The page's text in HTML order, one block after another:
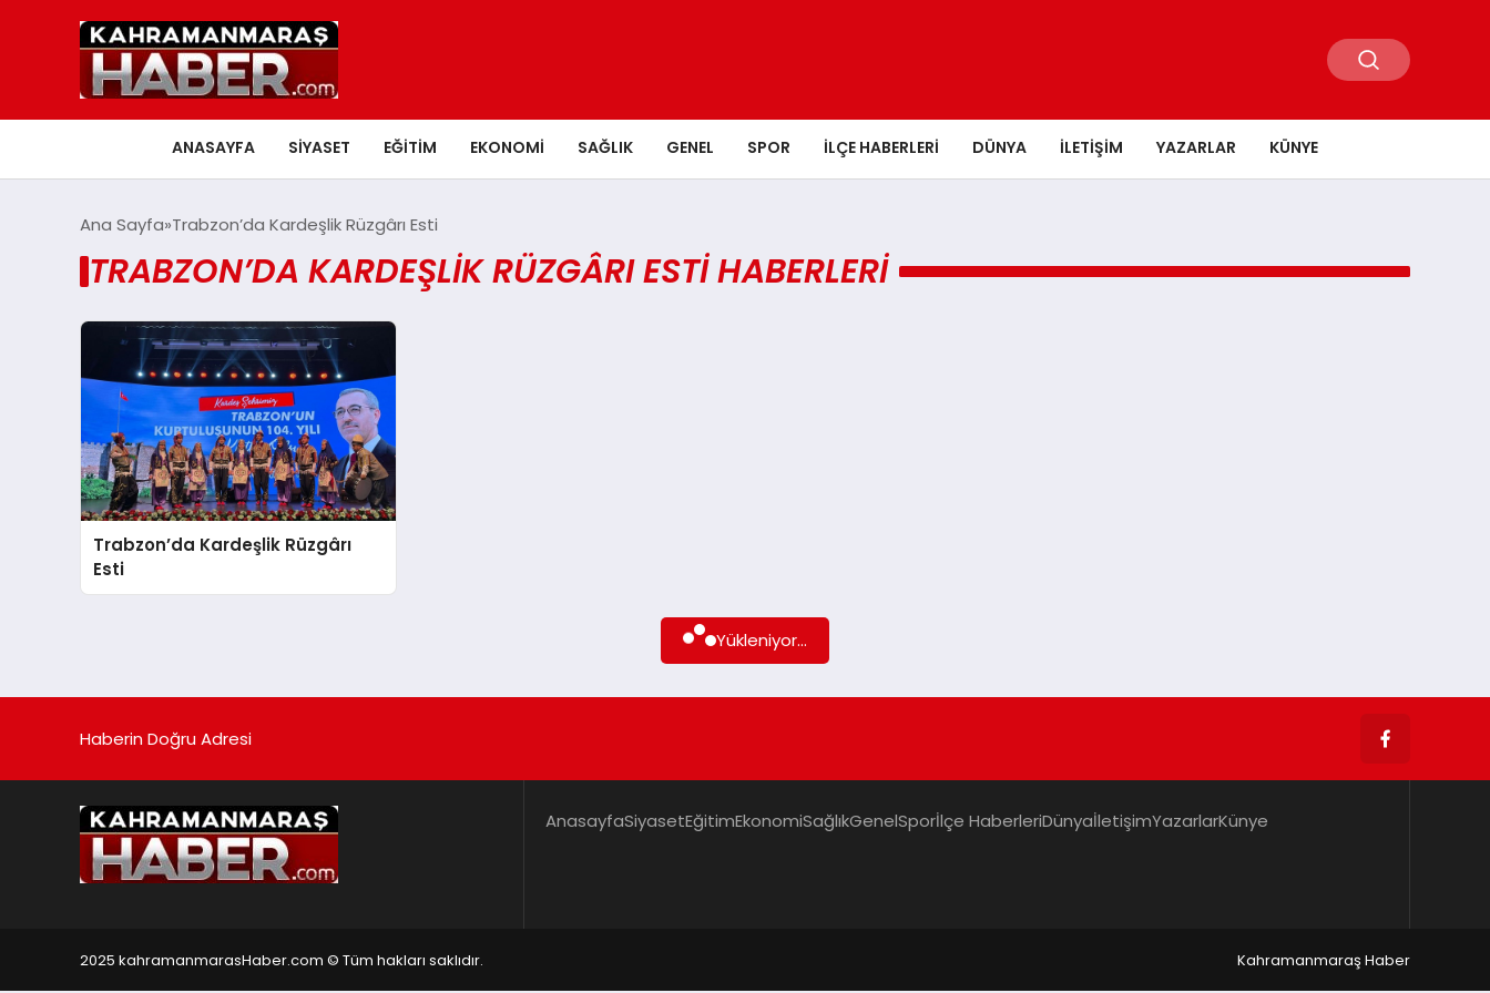
ANASAYFA SIYASET EĞITIM EKONOMI SAĞLIK GENEL SPOR İLÇE HABERLERI DÜNYA İLETIŞIM YAZARLAR KÜNYE
Ana Sayfa Trabzon’da Kardeşlik Rüzgârı Esti
TRABZON’DA KARDEŞLIK RÜZGÂRI ESTI HABERLERI
Trabzon’da Kardeşlik Rüzgârı
Esti
Yükleniyor...
Haberin Doğru Adresi
AnasayfaSiyasetEğitimEkonomiSağlıkGenelSporİlçe HaberleriDünyaİletişimYazarlarKünye
2025 kahramanmarasHaber.com © Tüm hakları saklıdır. Kahramanmaraş Haber